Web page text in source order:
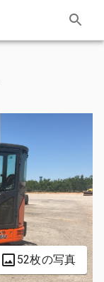
52枚の写真